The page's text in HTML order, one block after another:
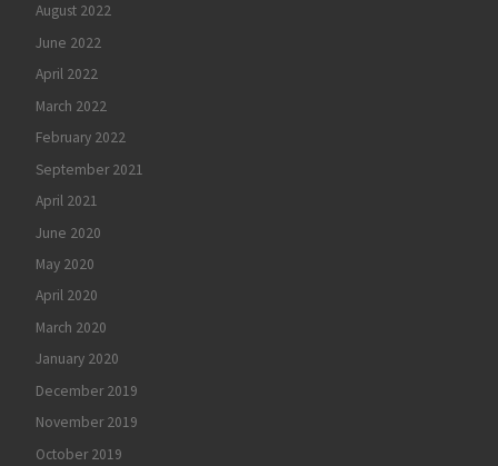
August 2022
June 2022
April 2022
March 2022
February 2022
September 2021
April 2021
June 2020
May 2020
April 2020
March 2020
January 2020
December 2019
November 2019
October 2019